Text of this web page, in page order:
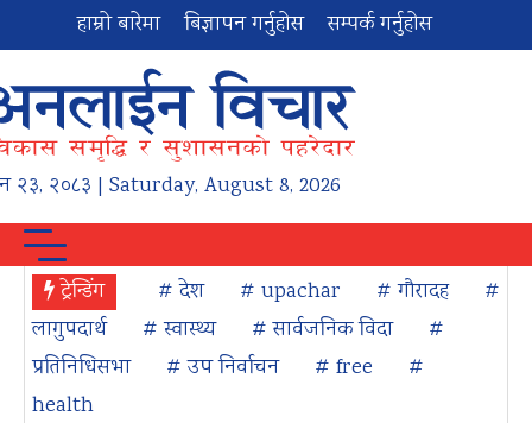
हाम्रो बारेमा बिज्ञापन गर्नुहोस सम्पर्क गर्नुहोस
२३, २०८३ | Saturday, August 8, 2026
ट्रेन्डिंग # देश # upachar # गौरादह
#
लागुपदार्थ
# स्वास्थ्य # सार्वजनिक विदा
#
प्रतिनिधिसभा
# उप निर्वाचन # free
#
health